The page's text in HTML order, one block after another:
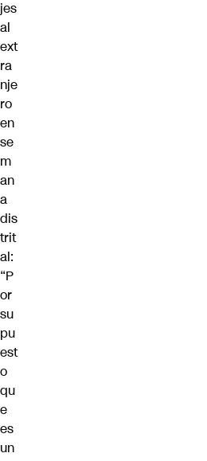
jes
al
ext
ra
nje
ro
en
se
m
an
a
dis
trit
al:
“P
or
su
pu
est
o
qu
e
es
un